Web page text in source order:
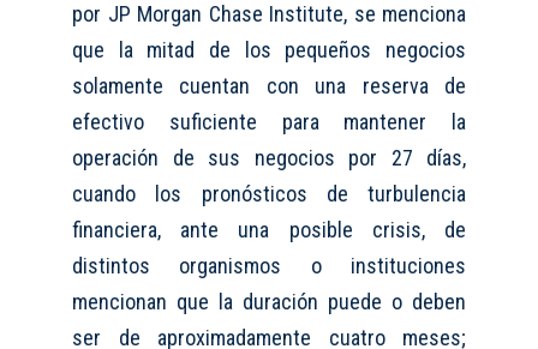
por JP Morgan Chase Institute, se menciona
que la mitad de los pequeños negocios
solamente cuentan con una reserva de
efectivo suficiente para mantener la
operación de sus negocios por 27 días,
cuando los pronósticos de turbulencia
financiera, ante una posible crisis, de
distintos organismos o instituciones
mencionan que la duración puede o deben
ser de aproximadamente cuatro meses;